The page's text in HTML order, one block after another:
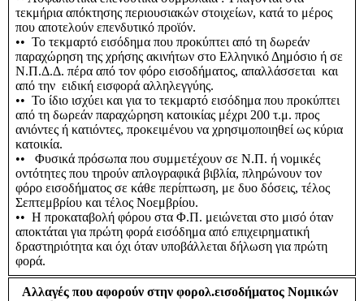
τεκμήρια απόκτησης περιουσιακών στοιχείων, κατά το μέρος
που αποτελούν επενδυτικό προϊόν.
•• Το τεκμαρτό εισόδημα που προκύπτει από τη δωρεάν
παραχώρηση της χρήσης ακινήτων στο Ελληνικό Δημόσιο ή σε
Ν.Π.Δ.Δ. πέρα από τον φόρο εισοδήματος, απαλλάσσεται και
από την ειδική εισφορά αλληλεγγύης.
•• Το ίδιο ισχύει και για το τεκμαρτό εισόδημα που προκύπτει
από τη δωρεάν παραχώρηση κατοικίας μέχρι 200 τ.μ. προς
ανιόντες ή κατιόντες, προκειμένου να χρησιμοποιηθεί ως κύρια
κατοικία.
•• Φυσικά πρόσωπα που συμμετέχουν σε Ν.Π. ή νομικές
οντότητες που τηρούν απλογραφικά βιβλία, πληρώνουν τον
φόρο εισοδήματος σε κάθε περίπτωση, με δυο δόσεις, τέλος
Σεπτεμβρίου και τέλος Νοεμβρίου.
•• Η προκαταβολή φόρου στα Φ.Π. μειώνεται στο μισό όταν
αποκτάται για πρώτη φορά εισόδημα από επιχειρηματική
δραστηριότητα και όχι όταν υποβάλλεται δήλωση για πρώτη
φορά.
Αλλαγές που αφορούν στην φορολ.εισοδήματος Νομικών